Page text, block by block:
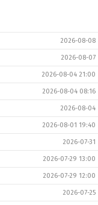
2026-08-08
2026-08-07
2026-08-04 21:00
2026-08-04 08:16
2026-08-04
2026-08-01 19:40
2026-07-31
2026-07-29 13:00
2026-07-29 12:00
2026-07-25